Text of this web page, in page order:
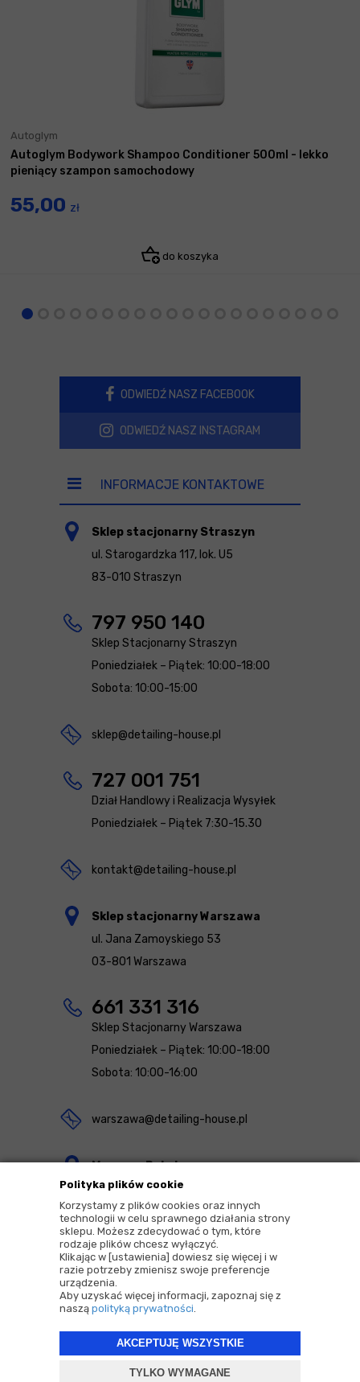
Polityka plików cookie
Korzystamy z plików cookies oraz innych
technologii w celu sprawnego działania strony
sklepu. Możesz zdecydować o tym, które
rodzaje plików chcesz wyłączyć.
Klikając w [ustawienia] dowiesz się więcej i w
razie potrzeby zmienisz swoje preferencje
urządzenia.
Aby uzyskać więcej informacji, zapoznaj się z
naszą polityką prywatności.
AKCEPTUJĘ WSZYSTKIE
TYLKO WYMAGANE
Autoglym
Autoglym Bodywork Shampoo Conditioner 500ml - lekko
pieniący szampon samochodowy
55,00 zł
do koszyka
ODWIEDŹ NASZ FACEBOOK
ODWIEDŹ NASZ INSTAGRAM
INFORMACJE KONTAKTOWE
Sklep stacjonarny Straszyn
ul. Starogardzka 117, lok. U5
83-010 Straszyn
797 950 140
Sklep Stacjonarny Straszyn
Poniedziałek – Piątek: 10:00-18:00
Sobota: 10:00-15:00
sklep@detailing-house.pl
727 001 751
Dział Handlowy i Realizacja Wysyłek
Poniedziałek – Piątek 7:30-15.30
kontakt@detailing-house.pl
Sklep stacjonarny Warszawa
ul. Jana Zamoyskiego 53
03-801 Warszawa
661 331 316
Sklep Stacjonarny Warszawa
Poniedziałek – Piątek: 10:00-18:00
Sobota: 10:00-16:00
warszawa@detailing-house.pl
Magazyn Rekcin
Nomos Sp. z o.o. sp.k.
ul. Agrestowa 1
83-010 Rekcin
2026 © Copyrights by |Detailing House